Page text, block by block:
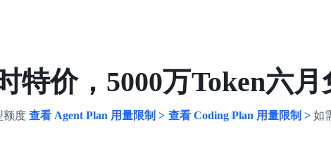
特价，5000万Token六
额度 查看 Agent Plan 用量限制 > 查看 Coding Plan 用量限制 >如